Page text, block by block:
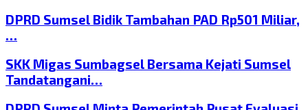
DPRD Sumsel Bidik Tambahan PAD Rp501 Miliar,
…
SKK Migas Sumbagsel Bersama Kejati Sumsel
Tandatangani…